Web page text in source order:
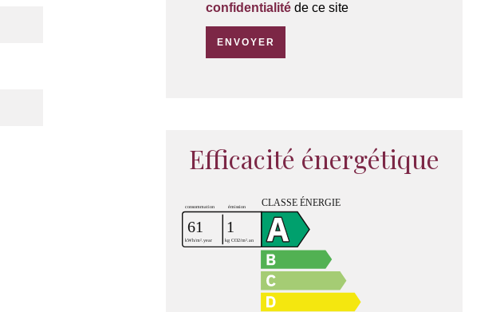
confidentialité de ce site
ENVOYER
Efficacité énergétique